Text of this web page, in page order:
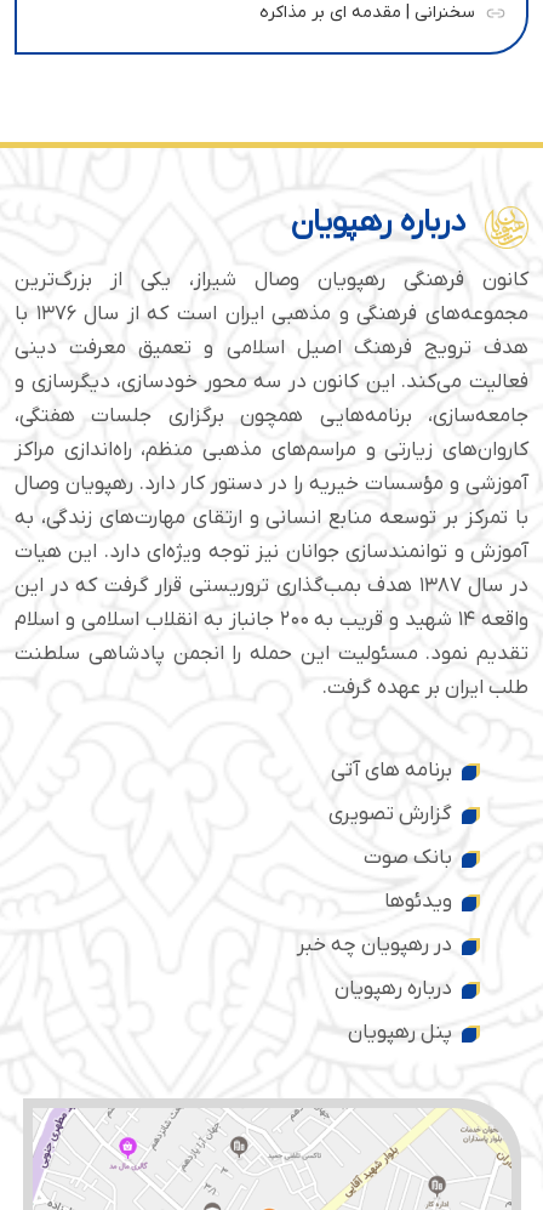
سخنرانی | مقدمه ای بر مذاکره
درباره رهپویان
کانون فرهنگی رهپویان وصال شیراز، یکی از بزرگ‌ترین
مجموعه‌های فرهنگی و مذهبی ایران است که از سال ۱۳۷۶ با
هدف ترویج فرهنگ اصیل اسلامی و تعمیق معرفت دینی
فعالیت می‌کند. این کانون در سه محور خودسازی، دیگرسازی و
جامعه‌سازی، برنامه‌هایی همچون برگزاری جلسات هفتگی،
کاروان‌های زیارتی و مراسم‌های مذهبی منظم، راه‌اندازی مراکز
آموزشی و مؤسسات خیریه را در دستور کار دارد. رهپویان وصال
با تمرکز بر توسعه منابع انسانی و ارتقای مهارت‌های زندگی، به
آموزش و توانمندسازی جوانان نیز توجه ویژه‌ای دارد. این هیات
در سال ۱۳۸۷ هدف بمب‌گذاری تروریستی قرار گرفت که در این
واقعه ۱۴ شهید و قریب به ۲۰۰ جانباز به انقلاب اسلامی و اسلام
تقدیم نمود. مسئولیت این حمله را انجمن پادشاهی سلطنت
طلب ایران بر عهده گرفت.
برنامه های آتی
گزارش تصویری
بانک صوت
ویدئوها
در رهپویان چه خبر
درباره رهپویان
پنل رهپویان